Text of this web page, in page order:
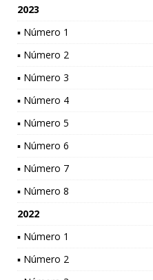
2023
▪ Número 1
▪ Número 2
▪ Número 3
▪ Número 4
▪ Número 5
▪ Número 6
▪ Número 7
▪ Número 8
2022
▪ Número 1
▪ Número 2